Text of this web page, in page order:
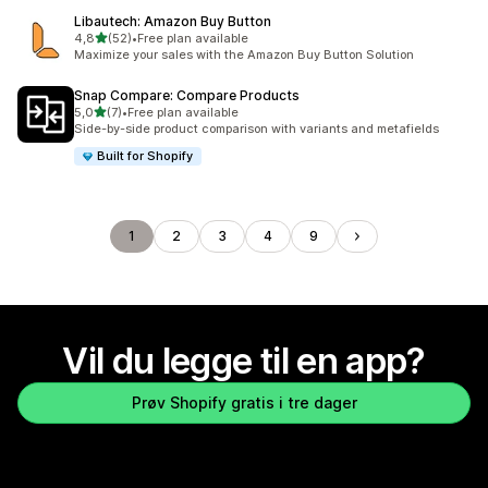
Libautech: Amazon Buy Button
4,8av 5 stjerner
(52)
Totalt 52 omtaler
•Free plan available
Maximize your sales with the Amazon Buy Button Solution
Snap Compare: Compare Products
5,0av 5 stjerner
(7)
Totalt 7 omtaler
•Free plan available
Side-by-side product comparison with variants and metafields
Built for Shopify
1 2 3 4 9
Vil du legge til en app?
Prøv Shopify gratis i tre dager